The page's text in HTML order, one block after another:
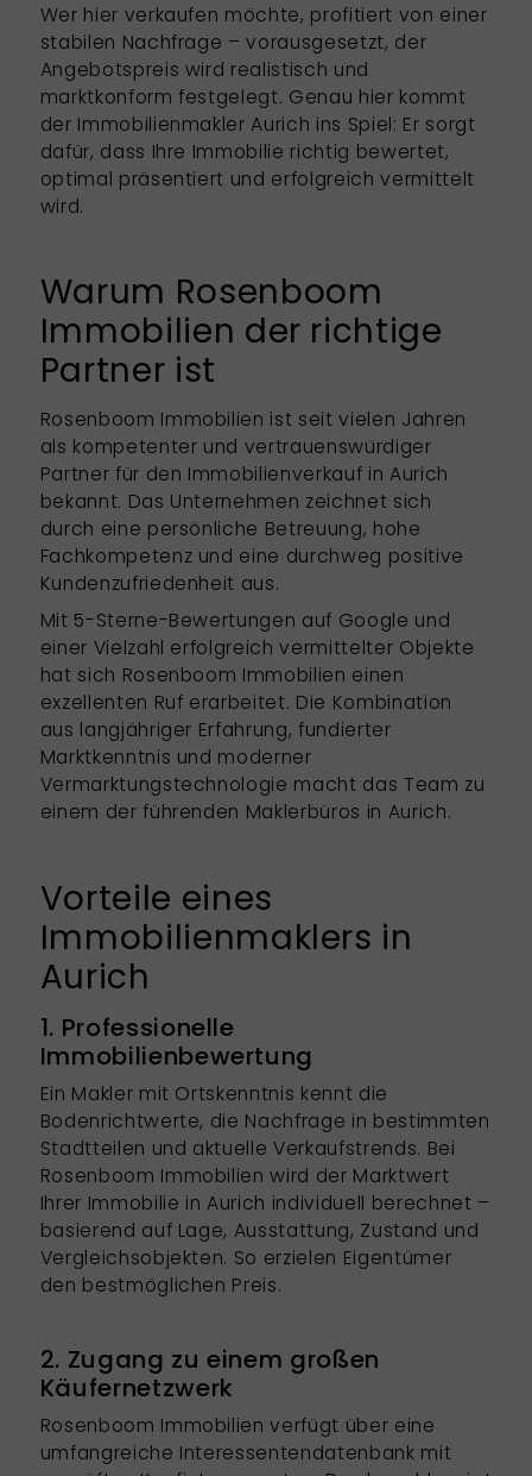
Wer hier verkaufen möchte, profitiert von einer
stabilen Nachfrage – vorausgesetzt, der
Angebotspreis wird realistisch und
marktkonform festgelegt. Genau hier kommt
der Immobilienmakler Aurich ins Spiel: Er sorgt
dafür, dass Ihre Immobilie richtig bewertet,
optimal präsentiert und erfolgreich vermittelt
wird.
Warum Rosenboom
Immobilien der richtige
Partner ist
Rosenboom Immobilien ist seit vielen Jahren
als kompetenter und vertrauenswürdiger
Partner für den Immobilienverkauf in Aurich
bekannt. Das Unternehmen zeichnet sich
durch eine persönliche Betreuung, hohe
Fachkompetenz und eine durchweg positive
Kundenzufriedenheit aus.
Mit 5-Sterne-Bewertungen auf Google und
einer Vielzahl erfolgreich vermittelter Objekte
hat sich Rosenboom Immobilien einen
exzellenten Ruf erarbeitet. Die Kombination
aus langjähriger Erfahrung, fundierter
Marktkenntnis und moderner
Vermarktungstechnologie macht das Team zu
einem der führenden Maklerbüros in Aurich.
Vorteile eines
Immobilienmaklers in
Aurich
1. Professionelle
Immobilienbewertung
Ein Makler mit Ortskenntnis kennt die
Bodenrichtwerte, die Nachfrage in bestimmten
Stadtteilen und aktuelle Verkaufstrends. Bei
Rosenboom Immobilien wird der Marktwert
Ihrer Immobilie in Aurich individuell berechnet –
basierend auf Lage, Ausstattung, Zustand und
Vergleichsobjekten. So erzielen Eigentümer
den bestmöglichen Preis.
2. Zugang zu einem großen
Käufernetzwerk
Rosenboom Immobilien verfügt über eine
umfangreiche Interessentendatenbank mit